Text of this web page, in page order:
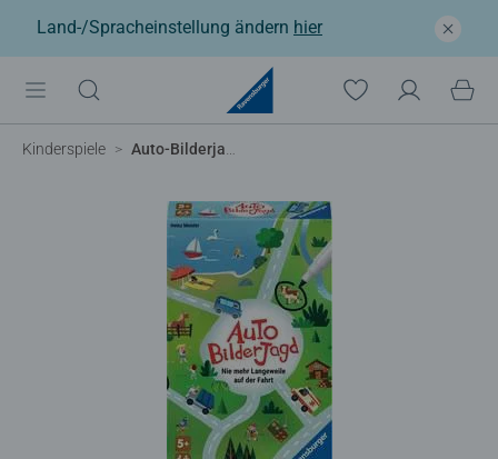
Land-/Spracheinstellung ändern hier
Kinderspiele Auto-Bilderjagd